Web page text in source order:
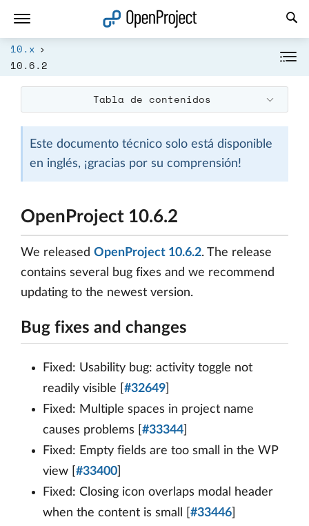
10.x
10.6.2
Tabla de contenidos
Este documento técnico solo está disponible
en inglés, ¡gracias por su comprensión!
OpenProject 10.6.2
We released OpenProject 10.6.2. The release
contains several bug fixes and we recommend
updating to the newest version.
Bug fixes and changes
Fixed: Usability bug: activity toggle not
readily visible [ #32649
Fixed: Multiple spaces in project name
causes problems [ #33344
Fixed: Empty fields are too small in the WP
view [ #33400
Fixed: Closing icon overlaps modal header
when the content is small [ #33446
Abrir vínculo en un nuevo panel